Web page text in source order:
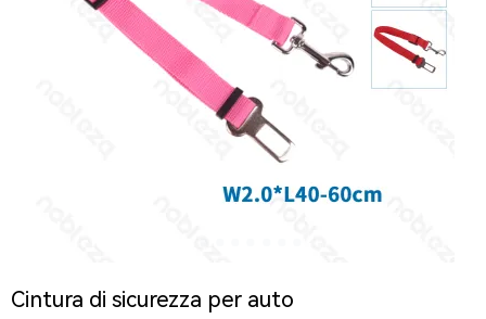
Cintura di sicurezza per auto